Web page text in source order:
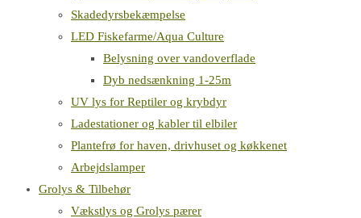
Skadedyrsbekæmpelse
LED Fiskefarme/Aqua Culture
Belysning over vandoverflade
Dyb nedsænkning 1-25m
UV lys for Reptiler og krybdyr
Ladestationer og kabler til elbiler
Plantefrø for haven, drivhuset og køkkenet
Arbejdslamper
Grolys & Tilbehør
Vækstlys og Grolys pærer